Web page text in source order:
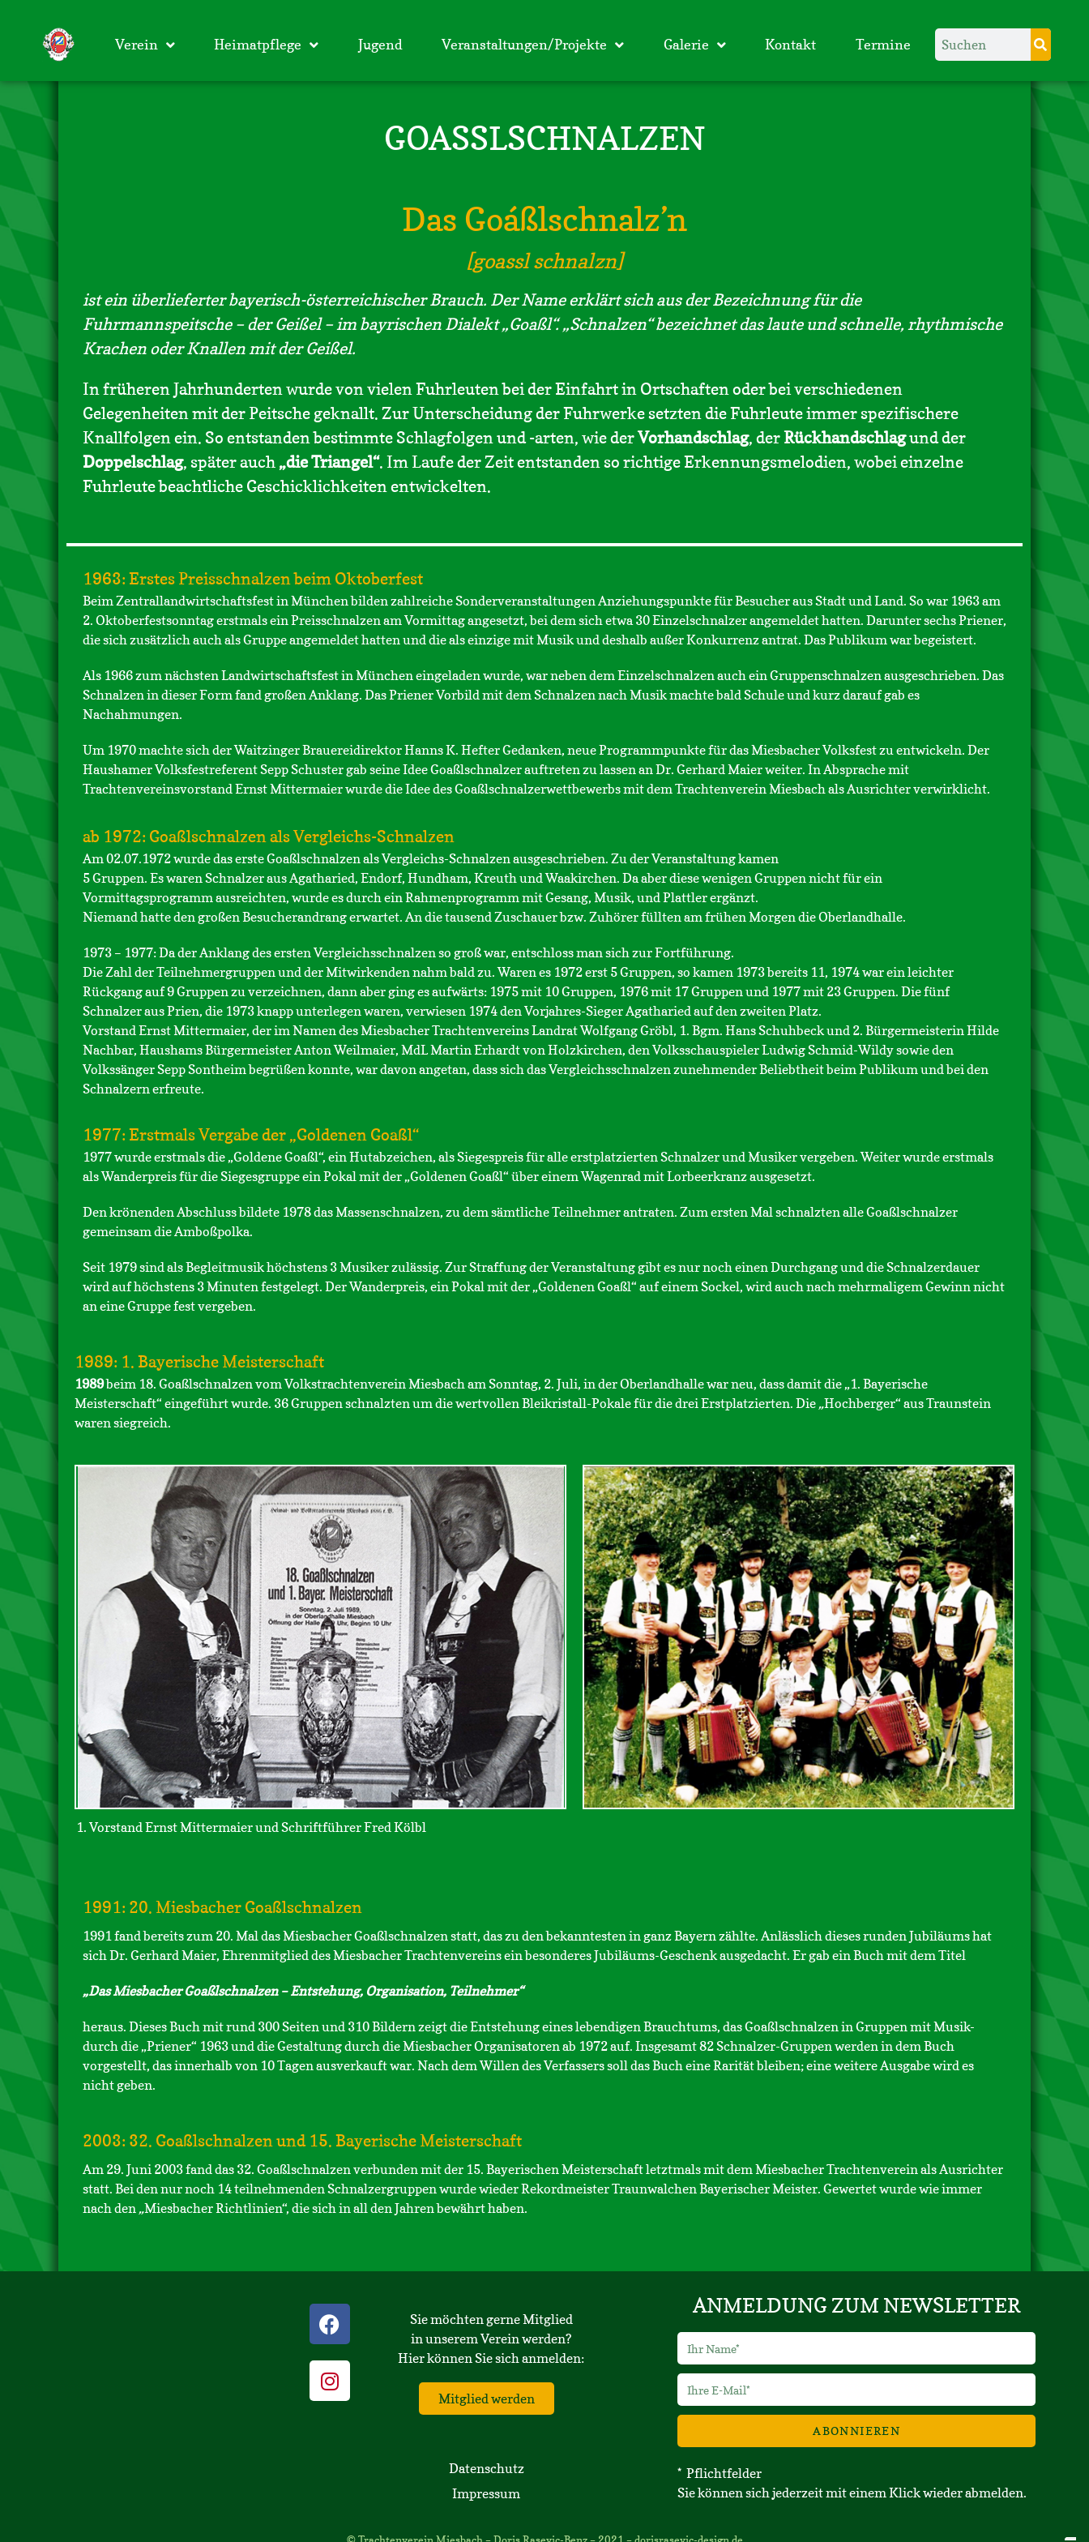
Verein Heimatpflege Jugend Veranstaltungen/Projekte Galerie Kontakt Termine
GOASSLSCHNALZEN
Das Goáßlschnalz’n
[goassl schnalzn]
ist ein überlieferter bayerisch-österreichischer Brauch. Der Name erklärt sich aus der Bezeichnung für die
Fuhrmannspeitsche – der Geißel – im bayrischen Dialekt „Goaßl“. „Schnalzen“ bezeichnet das laute und schnelle, rhythmische
Krachen oder Knallen mit der Geißel.
In früheren Jahrhunderten wurde von vielen Fuhrleuten bei der Einfahrt in Ortschaften oder bei verschiedenen
Gelegenheiten mit der Peitsche geknallt. Zur Unterscheidung der Fuhrwerke setzten die Fuhrleute immer spezifischere
Knallfolgen ein. So entstanden bestimmte Schlagfolgen und -arten, wie derVorhandschlag, derRückhandschlagund der
Doppelschlag, später auch „die Triangel“. Im Laufe der Zeit entstanden so richtige Erkennungsmelodien, wobei einzelne
Fuhrleute beachtliche Geschicklichkeiten entwickelten.
1963: Erstes Preisschnalzen beim Oktoberfest
Beim Zentrallandwirtschaftsfest in München bilden zahlreiche Sonderveranstaltungen Anziehungspunkte für Besucher aus Stadt und Land. So war 1963 am
2. Oktoberfestsonntag erstmals ein Preisschnalzen am Vormittag angesetzt, bei dem sich etwa 30 Einzelschnalzer angemeldet hatten. Darunter sechs Priener,
die sich zusätzlich auch als Gruppe angemeldet hatten und die als einzige mit Musik und deshalb außer Konkurrenz antrat. Das Publikum war begeistert.
Als 1966 zum nächsten Landwirtschaftsfest in München eingeladen wurde, war neben dem Einzelschnalzen auch ein Gruppenschnalzen ausgeschrieben. Das
Schnalzen in dieser Form fand großen Anklang. Das Priener Vorbild mit dem Schnalzen nach Musik machte bald Schule und kurz darauf gab es
Nachahmungen.
Um 1970 machte sich der Waitzinger Brauereidirektor Hanns K. Hefter Gedanken, neue Programmpunkte für das Miesbacher Volksfest zu entwickeln. Der
Haushamer Volksfestreferent Sepp Schuster gab seine Idee Goaßlschnalzer auftreten zu lassen an Dr. Gerhard Maier weiter. In Absprache mit
Trachtenvereinsvorstand Ernst Mittermaier wurde die Idee des Goaßlschnalzerwettbewerbs mit dem Trachtenverein Miesbach als Ausrichter verwirklicht.
ab 1972: Goaßlschnalzen als Vergleichs-Schnalzen
Am 02.07.1972 wurde das erste Goaßlschnalzen als Vergleichs-Schnalzen ausgeschrieben. Zu der Veranstaltung kamen
5 Gruppen. Es waren Schnalzer aus Agatharied, Endorf, Hundham, Kreuth und Waakirchen. Da aber diese wenigen Gruppen nicht für ein
Vormittagsprogramm ausreichten, wurde es durch ein Rahmenprogramm mit Gesang, Musik, und Plattler ergänzt.
Niemand hatte den großen Besucherandrang erwartet. An die tausend Zuschauer bzw. Zuhörer füllten am frühen Morgen die Oberlandhalle.
1973 – 1977: Da der Anklang des ersten Vergleichsschnalzen so groß war, entschloss man sich zur Fortführung.
Die Zahl der Teilnehmergruppen und der Mitwirkenden nahm bald zu. Waren es 1972 erst 5 Gruppen, so kamen 1973 bereits 11, 1974 war ein leichter
Rückgang auf 9 Gruppen zu verzeichnen, dann aber ging es aufwärts: 1975 mit 10 Gruppen, 1976 mit 17 Gruppen und 1977 mit 23 Gruppen. Die fünf
Schnalzer aus Prien, die 1973 knapp unterlegen waren, verwiesen 1974 den Vorjahres-Sieger Agatharied auf den zweiten Platz.
Vorstand Ernst Mittermaier, der im Namen des Miesbacher Trachtenvereins Landrat Wolfgang Gröbl, 1. Bgm. Hans Schuhbeck und 2. Bürgermeisterin Hilde
Nachbar, Haushams Bürgermeister Anton Weilmaier, MdL Martin Erhardt von Holzkirchen, den Volksschauspieler Ludwig Schmid-Wildy sowie den
Volkssänger Sepp Sontheim begrüßen konnte, war davon angetan, dass sich das Vergleichsschnalzen zunehmender Beliebtheit beim Publikum und bei den
Schnalzern erfreute.
1977: Erstmals Vergabe der „Goldenen Goaßl“
1977 wurde erstmals die „Goldene Goaßl“, ein Hutabzeichen, als Siegespreis für alle erstplatzierten Schnalzer und Musiker vergeben. Weiter wurde erstmals
als Wanderpreis für die Siegesgruppe ein Pokal mit der „Goldenen Goaßl“ über einem Wagenrad mit Lorbeerkranz ausgesetzt.
Den krönenden Abschluss bildete 1978 das Massenschnalzen, zu dem sämtliche Teilnehmer antraten. Zum ersten Mal schnalzten alle Goaßlschnalzer
gemeinsam die Amboßpolka.
Seit 1979 sind als Begleitmusik höchstens 3 Musiker zulässig. Zur Straffung der Veranstaltung gibt es nur noch einen Durchgang und die Schnalzerdauer
wird auf höchstens 3 Minuten festgelegt. Der Wanderpreis, ein Pokal mit der „Goldenen Goaßl“ auf einem Sockel, wird auch nach mehrmaligem Gewinn nicht
an eine Gruppe fest vergeben.
1989: 1. Bayerische Meisterschaft
1989beim 18. Goaßlschnalzen vom Volkstrachtenverein Miesbach am Sonntag, 2. Juli, in der Oberlandhalle war neu, dass damit die „1. Bayerische
Meisterschaft“ eingeführt wurde. 36 Gruppen schnalzten um die wertvollen Bleikristall-Pokale für die drei Erstplatzierten. Die „Hochberger“ aus Traunstein
waren siegreich.
1. Vorstand Ernst Mittermaier und Schriftführer Fred Kölbl
1991: 20. Miesbacher Goaßlschnalzen
1991 fand bereits zum 20. Mal das Miesbacher Goaßlschnalzen statt, das zu den bekanntesten in ganz Bayern zählte. Anlässlich dieses runden Jubiläums hat
sich Dr. Gerhard Maier, Ehrenmitglied des Miesbacher Trachtenvereins ein besonderes Jubiläums-Geschenk ausgedacht. Er gab ein Buch mit dem Titel
„Das Miesbacher Goaßlschnalzen – Entstehung, Organisation, Teilnehmer“
heraus. Dieses Buch mit rund 300 Seiten und 310 Bildern zeigt die Entstehung eines lebendigen Brauchtums, das Goaßlschnalzen in Gruppen mit Musik-
durch die „Priener“ 1963 und die Gestaltung durch die Miesbacher Organisatoren ab 1972 auf. Insgesamt 82 Schnalzer-Gruppen werden in dem Buch
vorgestellt, das innerhalb von 10 Tagen ausverkauft war. Nach dem Willen des Verfassers soll das Buch eine Rarität bleiben; eine weitere Ausgabe wird es
nicht geben.
2003: 32. Goaßlschnalzen und 15. Bayerische Meisterschaft
Am 29. Juni 2003 fand das 32. Goaßlschnalzen verbunden mit der 15. Bayerischen Meisterschaft letztmals mit dem Miesbacher Trachtenverein als Ausrichter
statt. Bei den nur noch 14 teilnehmenden Schnalzergruppen wurde wieder Rekordmeister Traunwalchen Bayerischer Meister. Gewertet wurde wie immer
nach den „Miesbacher Richtlinien“, die sich in all den Jahren bewährt haben.
Sie möchten gerne Mitglied
in unserem Verein werden?
Hier können Sie sich anmelden:
Mitglied werden
Datenschutz
Impressum
ANMELDUNG ZUM NEWSLETTER
ABONNIEREN
* Pflichtfelder
Sie können sich jederzeit mit einem Klick wieder abmelden.